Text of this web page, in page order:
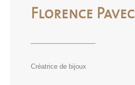
Florence Pavec
Créatrice de bijoux